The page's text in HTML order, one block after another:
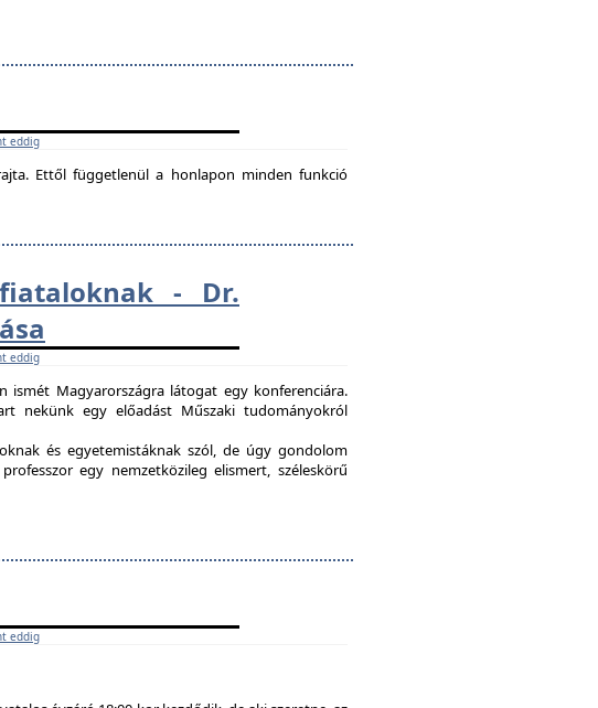
eddig
Ettől függetlenül a honlapon minden funkció
- Dr.
eddig
ismét Magyarországra látogat egy konferenciára.
nekünk egy előadást Műszaki tudományokról
és egyetemistáknak szól, de úgy gondolom
egy nemzetközileg elismert, széleskörű
eddig